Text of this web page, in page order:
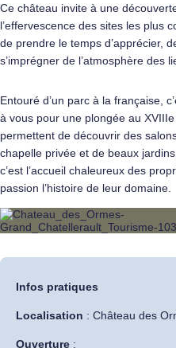
Ce château invite à une
l’effervescence des sites les plus
de prendre le temps d’apprécier,
s’imprégner de l’atmosphère des
Entouré d’un parc à la française,
à vous pour une plongée au
permettent de découvrir des
chapelle privée et de beaux
c’est l’accueil chaleureux des
passion l’histoire de leur domaine.
Infos pratiques
Localisation : Château des
Ouverture :